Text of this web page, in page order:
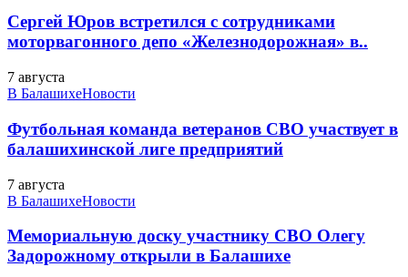
Сергей Юров встретился с сотрудниками
моторвагонного депо «Железнодорожная» в..
7 августа
В БалашихеНовости
Футбольная команда ветеранов СВО участвует в
балашихинской лиге предприятий
7 августа
В БалашихеНовости
Мемориальную доску участнику СВО Олегу
Задорожному открыли в Балашихе